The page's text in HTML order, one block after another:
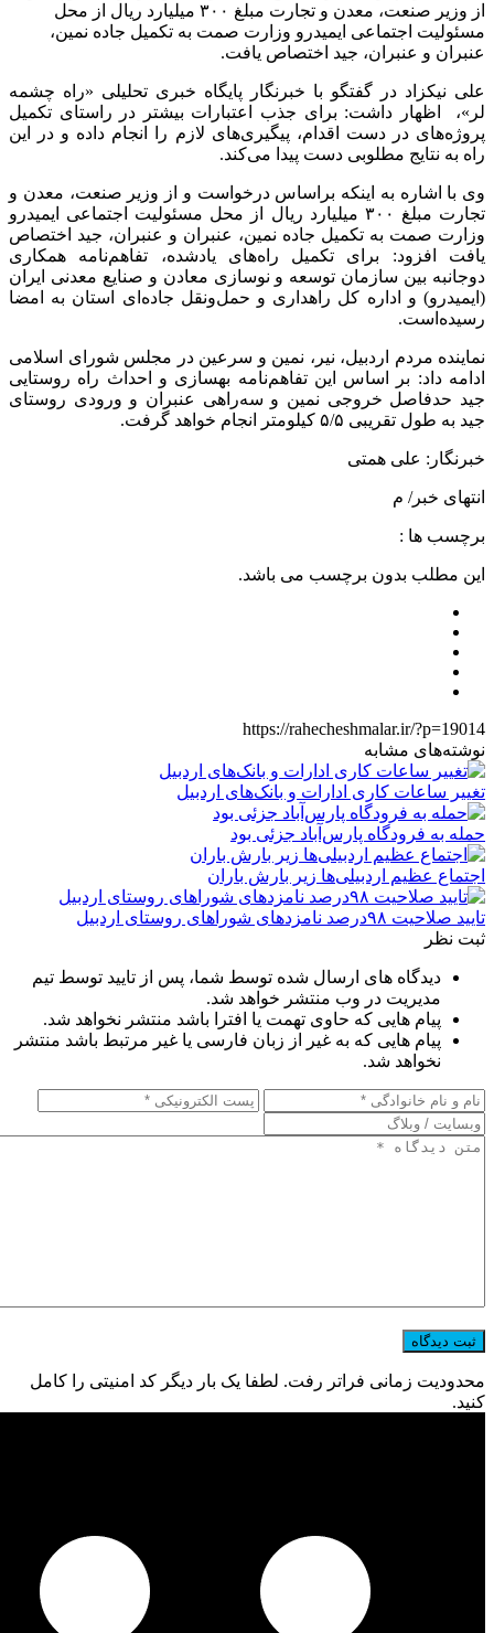
از وزیر صنعت، معدن و تجارت مبلغ ۳۰۰ میلیارد ریال از محل
مسئولیت اجتماعی ایمیدرو وزارت صمت به تکمیل جاده نمین،
عنبران و عنبران، جید اختصاص یافت.
علی نیکزاد در گفتگو با خبرنگار پایگاه خبری تحلیلی «راه چشمه
لر»، اظهار داشت: برای جذب اعتبارات بیشتر در راستای تکمیل
پروژه‌های در دست اقدام، پیگیری‌های لازم را انجام داده و در این
راه به نتایج مطلوبی دست پیدا می‌کند.
وی با اشاره به اینکه براساس درخواست و از وزیر صنعت، معدن و
تجارت مبلغ ۳۰۰ میلیارد ریال از محل مسئولیت اجتماعی ایمیدرو
وزارت صمت به تکمیل جاده نمین، عنبران و عنبران، جید اختصاص
یافت افزود: برای تکمیل راه‌های یادشده، تفاهم‌نامه همکاری
دوجانبه بین سازمان توسعه و نوسازی معادن و صنایع معدنی ایران
(ایمیدرو) و اداره کل راهداری و حمل‌ونقل جاده‌ای استان به امضا
رسیده‌است.
نماینده مردم اردبیل، نیر، نمین و سرعین در مجلس شورای اسلامی
ادامه داد: بر اساس این تفاهم‌نامه بهسازی و احداث راه روستایی
جید حدفاصل خروجی نمین و سه‌راهی عنبران و ورودی روستای
جید به طول تقریبی ۵/۵ کیلومتر انجام خواهد گرفت.
خبرنگار: علی همتی
انتهای خبر/ م
برچسب ها :
این مطلب بدون برچسب می باشد.
https://rahecheshmalar.ir/?p=19014
نوشته‌های مشابه
تغییر ساعات کاری ادارات و بانک‌های اردبیل
حمله به فرودگاه پارس‌‌آباد جزئی بود
اجتماع عظیم اردبیلی‌ها زیر بارش باران
تایید صلاحیت ۹۸درصد نامزدهای شوراهای روستای اردبیل
ثبت نظر
دیدگاه های ارسال شده توسط شما، پس از تایید توسط تیم
مدیریت در وب منتشر خواهد شد.
پیام هایی که حاوی تهمت یا افترا باشد منتشر نخواهد شد.
پیام هایی که به غیر از زبان فارسی یا غیر مرتبط باشد منتشر
نخواهد شد.
محدودیت زمانی فراتر رفت. لطفا یک بار دیگر کد امنیتی را کامل
کنید.